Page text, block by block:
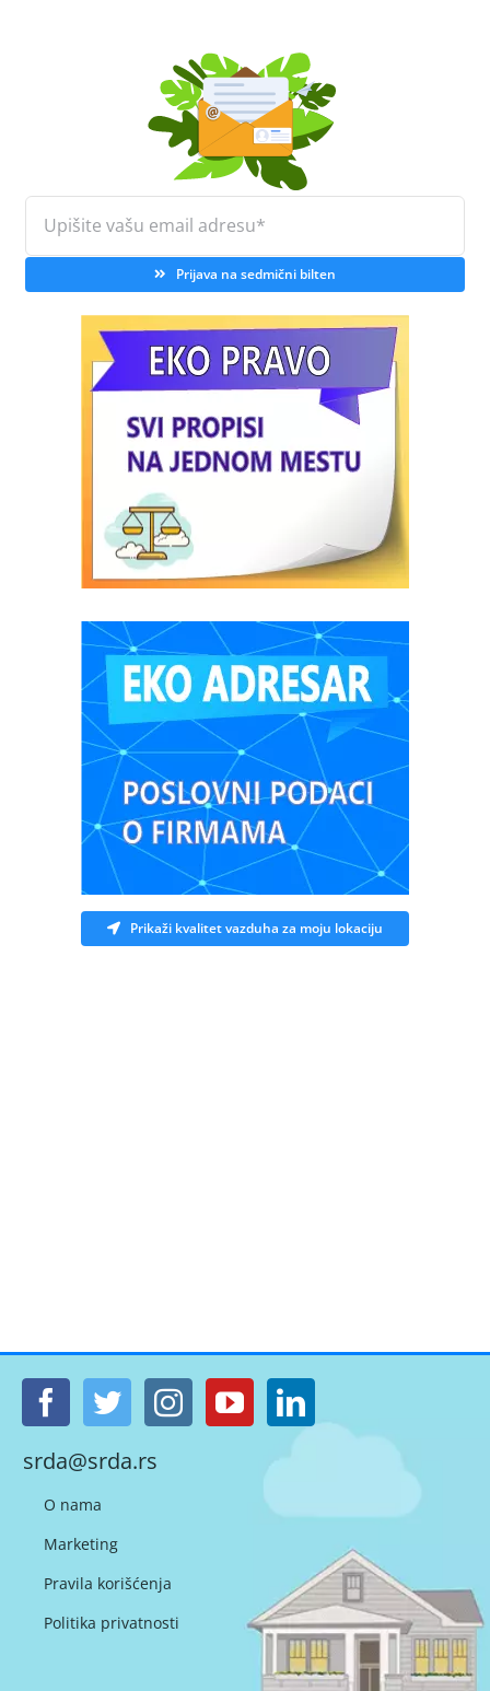
Prijava na sedmični bilten
Prikaži kvalitet vazduha za moju lokaciju
srda@srda.rs
O nama
Marketing
Pravila korišćenja
Politika privatnosti